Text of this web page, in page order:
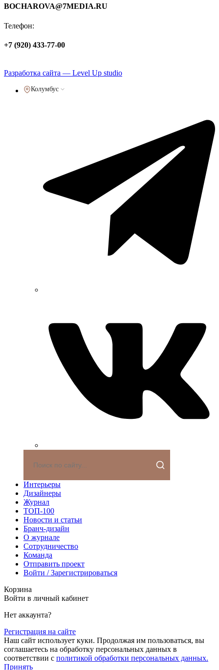
BOCHAROVA@7MEDIA.RU
Телефон:
+7 (920) 433-77-00
Разработка сайта — Level Up studio
Колумбус
Интерьеры
Дизайнеры
Журнал
ТОП-100
Новости и статьи
Бранч-дизайн
О журнале
Сотрудничество
Команда
Отправить проект
Войти / Зарегистрироваться
Корзина
Войти в личный кабинет
Нет аккаунта?
Регистрация на сайте
Наш сайт использует куки. Продолжая им пользоваться, вы
соглашаетесь на обработку персональных данных в
соответствии с политикой обработки персональных данных.
Принять